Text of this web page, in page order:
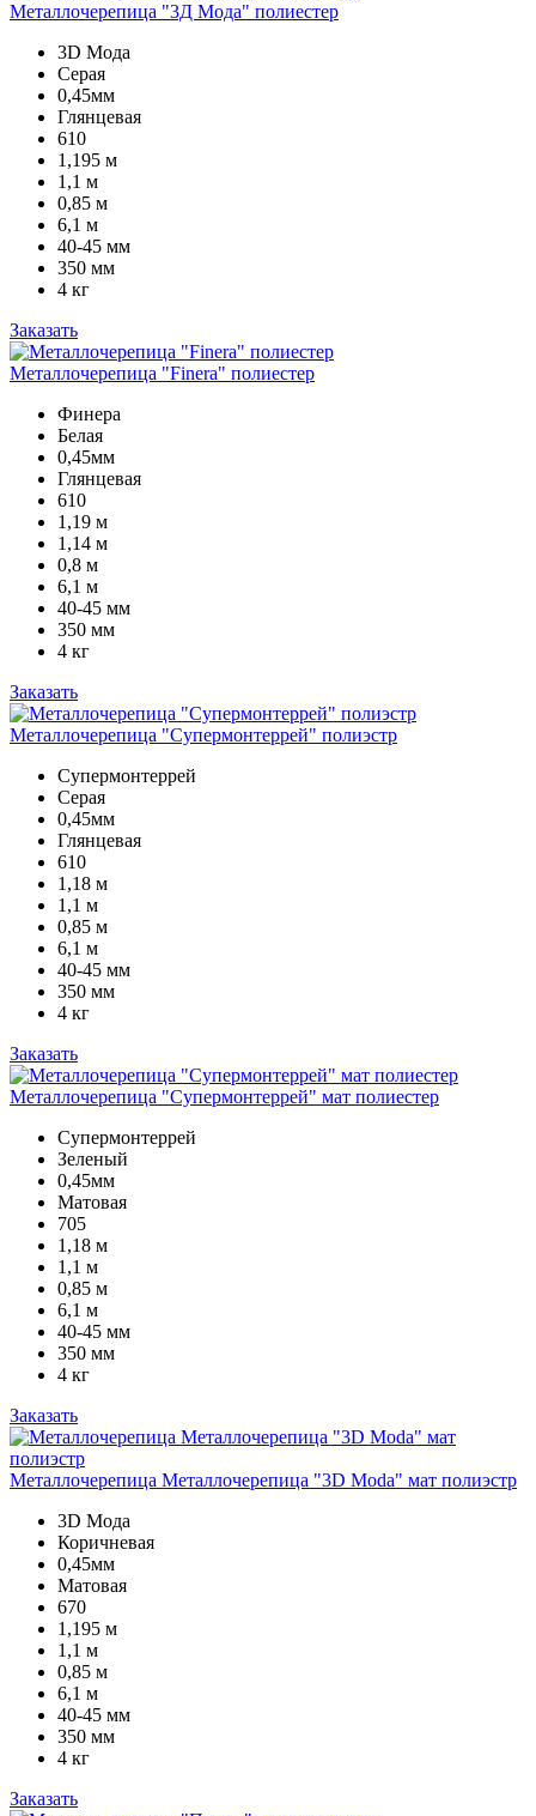
Металлочерепица "3Д Мода" полиестер
3D Мода
Серая
0,45мм
Глянцевая
610
1,195 м
1,1 м
0,85 м
6,1 м
40-45 мм
350 мм
4 кг
Заказать
Металлочерепица "Finera" полиестер
Финера
Белая
0,45мм
Глянцевая
610
1,19 м
1,14 м
0,8 м
6,1 м
40-45 мм
350 мм
4 кг
Заказать
Металлочерепица "Супермонтеррей" полиэстр
Супермонтеррей
Серая
0,45мм
Глянцевая
610
1,18 м
1,1 м
0,85 м
6,1 м
40-45 мм
350 мм
4 кг
Заказать
Металлочерепица "Супермонтеррей" мат полиестер
Супермонтеррей
Зеленый
0,45мм
Матовая
705
1,18 м
1,1 м
0,85 м
6,1 м
40-45 мм
350 мм
4 кг
Заказать
Металлочерепица Металлочерепица "3D Moda" мат полиэстр
3D Мода
Коричневая
0,45мм
Матовая
670
1,195 м
1,1 м
0,85 м
6,1 м
40-45 мм
350 мм
4 кг
Заказать